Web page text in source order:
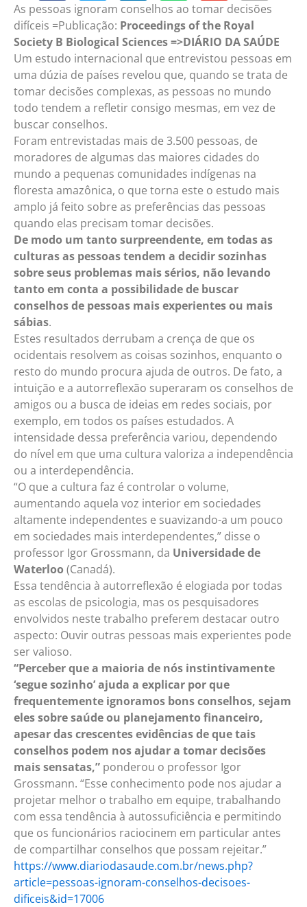
As pessoas ignoram conselhos ao tomar decisões
difíceis =Publicação: Proceedings of the Royal
Society B Biological Sciences=>DIÁRIO DA SAÚDE
Um estudo internacional que entrevistou pessoas em
uma dúzia de países revelou que, quando se trata de
tomar decisões complexas, as pessoas no mundo
todo tendem a refletir consigo mesmas, em vez de
buscar conselhos.
Foram entrevistadas mais de 3.500 pessoas, de
moradores de algumas das maiores cidades do
mundo a pequenas comunidades indígenas na
floresta amazônica, o que torna este o estudo mais
amplo já feito sobre as preferências das pessoas
quando elas precisam tomar decisões.
De modo um tanto surpreendente, em todas as
culturas as pessoas tendem a decidir sozinhas
sobre seus problemas mais sérios, não levando
tanto em conta a possibilidade de buscar
conselhos de pessoas mais experientes ou mais
sábias.
Estes resultados derrubam a crença de que os
ocidentais resolvem as coisas sozinhos, enquanto o
resto do mundo procura ajuda de outros. De fato, a
intuição e a autorreflexão superaram os conselhos de
amigos ou a busca de ideias em redes sociais, por
exemplo, em todos os países estudados. A
intensidade dessa preferência variou, dependendo
do nível em que uma cultura valoriza a independência
ou a interdependência.
“O que a cultura faz é controlar o volume,
aumentando aquela voz interior em sociedades
altamente independentes e suavizando-a um pouco
em sociedades mais interdependentes,” disse o
professor Igor Grossmann, da Universidade de
Waterloo (Canadá).
Essa tendência à autorreflexão é elogiada por todas
as escolas de psicologia, mas os pesquisadores
envolvidos neste trabalho preferem destacar outro
aspecto: Ouvir outras pessoas mais experientes pode
ser valioso.
“Perceber que a maioria de nós instintivamente
‘segue sozinho’ ajuda a explicar por que
frequentemente ignoramos bons conselhos, sejam
eles sobre saúde ou planejamento financeiro,
apesar das crescentes evidências de que tais
conselhos podem nos ajudar a tomar decisões
mais sensatas,” ponderou o professor Igor
Grossmann. “Esse conhecimento pode nos ajudar a
projetar melhor o trabalho em equipe, trabalhando
com essa tendência à autossuficiência e permitindo
que os funcionários raciocinem em particular antes
de compartilhar conselhos que possam rejeitar.”
https://www.diariodasaude.com.br/news.php?
article=pessoas-ignoram-conselhos-decisoes-
dificeis&id=17006